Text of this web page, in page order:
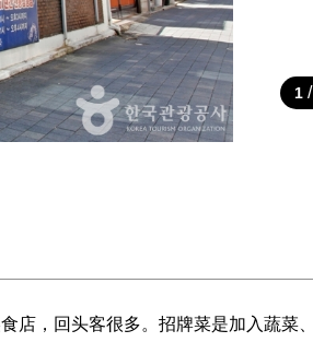
1 /
店，回头客很多。招牌菜是加入蔬菜